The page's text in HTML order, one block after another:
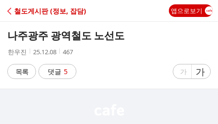
C
A
철도게시판 (정보, 잡담) 앱으로보기
나주광주 광역철도 노선도
작
자
한우진
작
시
간
25.12.08
조
수
467
목록 댓글 5
글
가
글
자
가